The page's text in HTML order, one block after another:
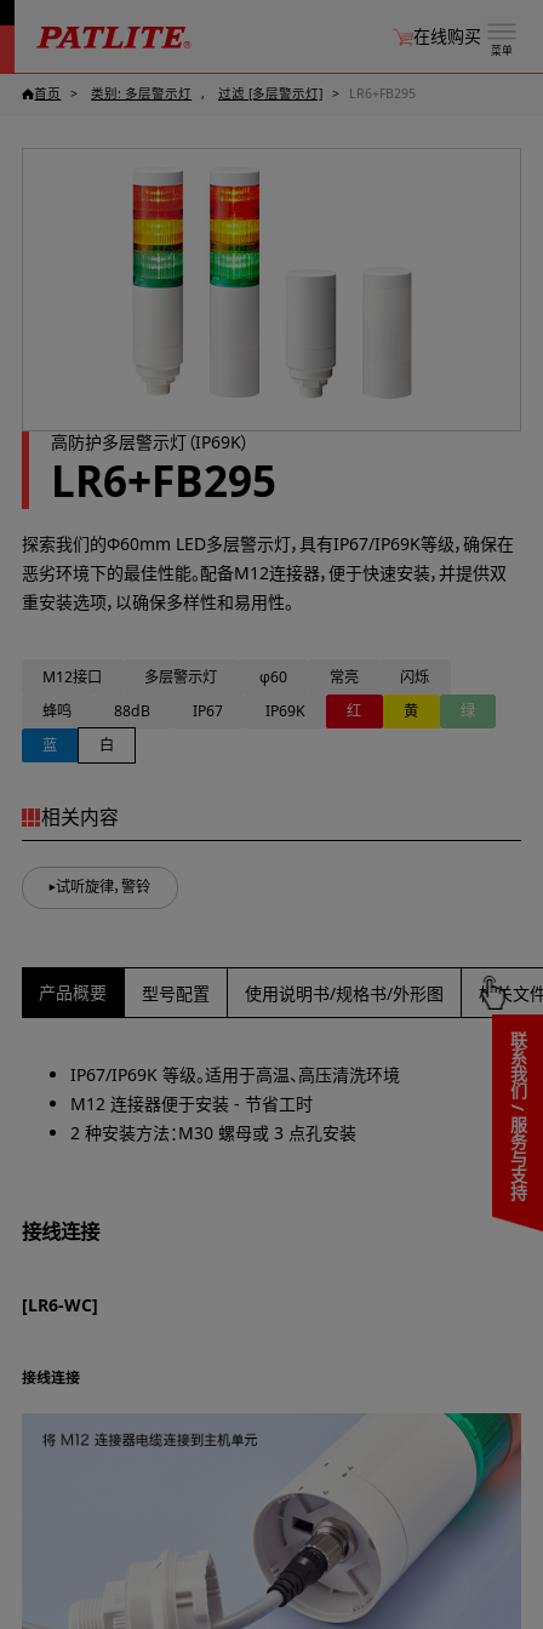
菜单
在线购买
联系我们 / 服务与支持
首页 类别: 多层警示灯 过滤 [多层警示灯] LR6+FB295
高防护多层警示灯（IP69K）
LR6+FB295
探索我们的Φ60mm LED多层警示灯，具有IP67/IP69K等级，确保在
恶劣环境下的最佳性能。配备M12连接器，便于快速安装，并提供双
重安装选项，以确保多样性和易用性。
M12接口 多层警示灯 φ60 常亮
闪烁
蜂鸣
88dB IP67 IP69K 红 黄
绿
蓝
白
相关内容
试听旋律，警铃
产品概要 型号配置 使用说明书/规格书/外形图 相关文
IP67/IP69K 等级。适用于高温、高压清洗环境
M12 连接器便于安装 - 节省工时
2 种安装方法：M30 螺母或 3 点孔安装
接线连接
[LR6-WC]
接线连接